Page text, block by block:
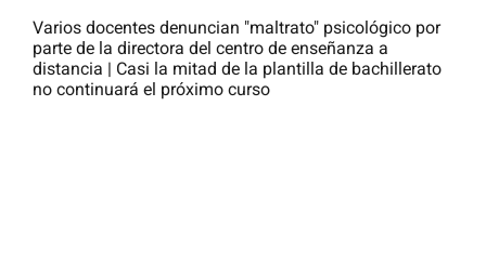
Varios docentes denuncian "maltrato" psicológico por
parte de la directora del centro de enseñanza a
distancia | Casi la mitad de la plantilla de bachillerato
no continuará el próximo curso